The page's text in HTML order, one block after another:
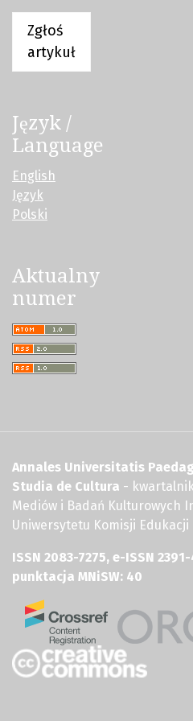
Zgłoś
artykuł
Język /
Language
English
Język
Polski
Aktualny
numer
Annales Universitatis
Studia de Cultura -
Mediów i Badań Kulturowych
Uniwersytetu Komisji
ISSN 2083-7275, e-ISSN
punktacja MNiSW: 40